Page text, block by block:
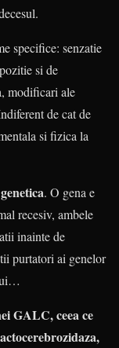
specifice: senzatie
si de
modificari ale
de cat de
si fizica la
. O gena e
recesiv, ambele
inainte de
purtatori ai genelor
GALC, ceea ce